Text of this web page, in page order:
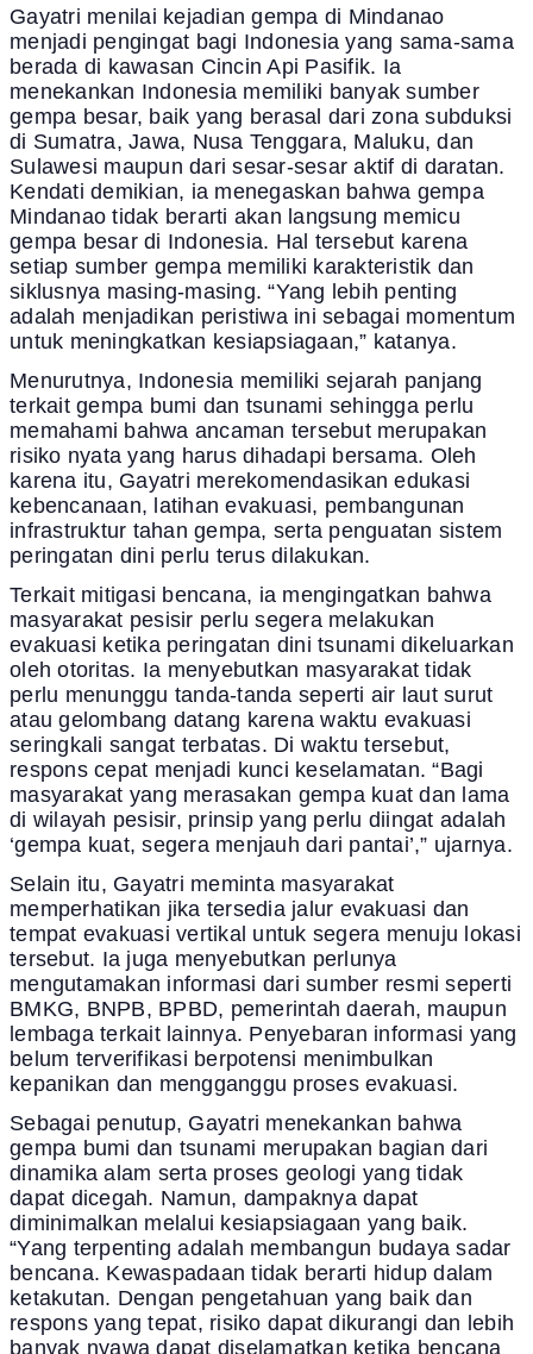
Gayatri menilai kejadian gempa di Mindanao
menjadi pengingat bagi Indonesia yang sama-sama
berada di kawasan Cincin Api Pasifik. Ia
menekankan Indonesia memiliki banyak sumber
gempa besar, baik yang berasal dari zona subduksi
di Sumatra, Jawa, Nusa Tenggara, Maluku, dan
Sulawesi maupun dari sesar-sesar aktif di daratan.
Kendati demikian, ia menegaskan bahwa gempa
Mindanao tidak berarti akan langsung memicu
gempa besar di Indonesia. Hal tersebut karena
setiap sumber gempa memiliki karakteristik dan
siklusnya masing-masing. “Yang lebih penting
adalah menjadikan peristiwa ini sebagai momentum
untuk meningkatkan kesiapsiagaan,” katanya.
Menurutnya, Indonesia memiliki sejarah panjang
terkait gempa bumi dan tsunami sehingga perlu
memahami bahwa ancaman tersebut merupakan
risiko nyata yang harus dihadapi bersama. Oleh
karena itu, Gayatri merekomendasikan edukasi
kebencanaan, latihan evakuasi, pembangunan
infrastruktur tahan gempa, serta penguatan sistem
peringatan dini perlu terus dilakukan.
Terkait mitigasi bencana, ia mengingatkan bahwa
masyarakat pesisir perlu segera melakukan
evakuasi ketika peringatan dini tsunami dikeluarkan
oleh otoritas. Ia menyebutkan masyarakat tidak
perlu menunggu tanda-tanda seperti air laut surut
atau gelombang datang karena waktu evakuasi
seringkali sangat terbatas. Di waktu tersebut,
respons cepat menjadi kunci keselamatan. “Bagi
masyarakat yang merasakan gempa kuat dan lama
di wilayah pesisir, prinsip yang perlu diingat adalah
‘gempa kuat, segera menjauh dari pantai’,” ujarnya.
Selain itu, Gayatri meminta masyarakat
memperhatikan jika tersedia jalur evakuasi dan
tempat evakuasi vertikal untuk segera menuju lokasi
tersebut. Ia juga menyebutkan perlunya
mengutamakan informasi dari sumber resmi seperti
BMKG, BNPB, BPBD, pemerintah daerah, maupun
lembaga terkait lainnya. Penyebaran informasi yang
belum terverifikasi berpotensi menimbulkan
kepanikan dan mengganggu proses evakuasi.
Sebagai penutup, Gayatri menekankan bahwa
gempa bumi dan tsunami merupakan bagian dari
dinamika alam serta proses geologi yang tidak
dapat dicegah. Namun, dampaknya dapat
diminimalkan melalui kesiapsiagaan yang baik.
“Yang terpenting adalah membangun budaya sadar
bencana. Kewaspadaan tidak berarti hidup dalam
ketakutan. Dengan pengetahuan yang baik dan
respons yang tepat, risiko dapat dikurangi dan lebih
banyak nyawa dapat diselamatkan ketika bencana